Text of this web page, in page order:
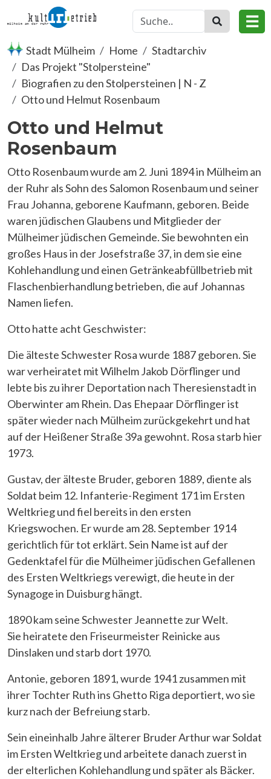
Skip to main content
☰
Stadt Mülheim Home
Stadtarchiv
Das Projekt "Stolpersteine"
Biografien zu den Stolpersteinen | N - Z
Otto und Helmut Rosenbaum
Otto und Helmut
Rosenbaum
Otto Rosenbaum wurde am 2. Juni 1894 in Mülheim an
der Ruhr als Sohn des Salomon Rosenbaum und seiner
Frau Johanna, geborene Kaufmann, geboren. Beide
waren jüdischen Glaubens und Mitglieder der
Mülheimer jüdischen Gemeinde. Sie bewohnten ein
großes Haus in der Josefstraße 37, in dem sie eine
Kohlehandlung und einen Getränkeabfüllbetrieb mit
Flaschenbierhandlung betrieben, die auf Johannas
Namen liefen.
Otto hatte acht Geschwister:
Die älteste Schwester Rosa wurde 1887 geboren. Sie
war verheiratet mit Wilhelm Jakob Dörflinger und
lebte bis zu ihrer Deportation nach Theresienstadt in
Oberwinter am Rhein. Das Ehepaar Dörflinger ist
später wieder nach Mülheim zurückgekehrt und hat
auf der Heißener Straße 39a gewohnt. Rosa starb hier
1973.
Gustav, der älteste Bruder, geboren 1889, diente als
Soldat beim 12. Infanterie-Regiment 171 im Ersten
Weltkrieg und fiel bereits in den ersten
Kriegswochen. Er wurde am 28. September 1914
gerichtlich für tot erklärt. Sein Name ist auf der
Gedenktafel für die Mülheimer jüdischen Gefallenen
des Ersten Weltkriegs verewigt, die heute in der
Synagoge in Duisburg hängt.
1890 kam seine Schwester Jeannette zur Welt.
Sie heiratete den Friseurmeister Reinicke aus
Dinslaken und starb dort 1970.
Antonie, geboren 1891, wurde 1941 zusammen mit
ihrer Tochter Ruth ins Ghetto Riga deportiert, wo sie
kurz nach der Befreiung starb.
Sein eineinhalb Jahre älterer Bruder Arthur war Soldat
im Ersten Weltkrieg und arbeitete danach zuerst in
der elterlichen Kohlehandlung und später als Bäcker.